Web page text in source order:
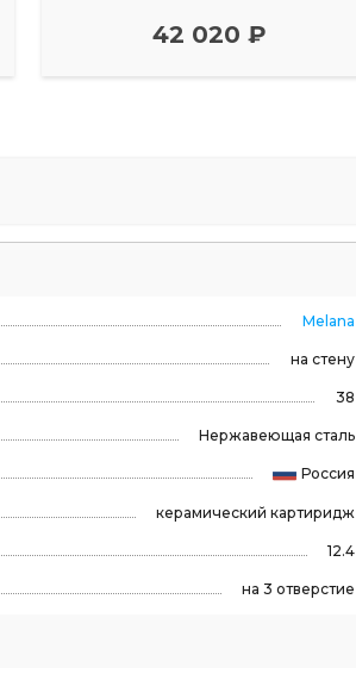
42 020 ₽
Melana
на стену
38
Нержавеющая сталь
Россия
керамический картиридж
12.4
на 3 отверстие